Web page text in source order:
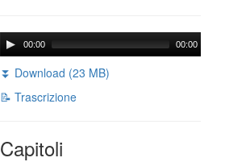
00:00 00:00
⏬ Download (23 MB)
📝 Trascrizione
Capitoli